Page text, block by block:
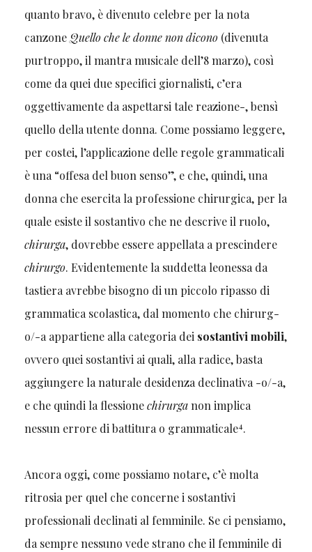
quanto bravo, è divenuto celebre per la nota
canzoneQuello che le donne non dicono(divenuta
purtroppo, il mantra musicale dell’8 marzo), così
come da quei due specifici giornalisti, c’era
oggettivamente da aspettarsi tale reazione-, bensì
quello della utente donna. Come possiamo leggere,
per costei, l’applicazione delle regole grammaticali
è una “offesa del buon senso”, e che, quindi, una
donna che esercita la professione chirurgica, per la
quale esiste il sostantivo che ne descrive il ruolo,
chirurga, dovrebbe essere appellata a prescindere
chirurgo. Evidentemente la suddetta leonessa da
tastiera avrebbe bisogno di un piccolo ripasso di
grammatica scolastica, dal momento che chirurg-
o/-a appartiene alla categoria dei sostantivi mobili,
ovvero quei sostantivi ai quali, alla radice, basta
aggiungere la naturale desidenza declinativa -o/-a,
e che quindi la flessionechirurganon implica
nessun errore di battitura o grammaticale4.
Ancora oggi, come possiamo notare, c’è molta
ritrosia per quel che concerne i sostantivi
professionali declinati al femminile. Se ci pensiamo,
da sempre nessuno vede strano che il femminile di